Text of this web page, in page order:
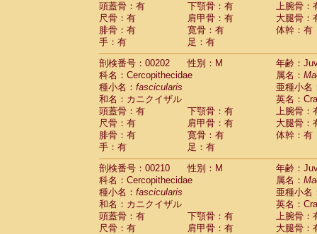
頭蓋骨：有
下顎骨：有
上腕骨：
尺骨：有
肩甲骨：有
大腿骨：
腓骨：有
寛骨：有
体幹：有
手：有
足：有
剖検番号：00202
性別：M
年齢：
科名：Cercopithecidae
属名：
種小名： fascicularis
亜種小名
和名：カニクイザル
英名：
頭蓋骨：有
下顎骨：有
上腕骨：
尺骨：有
肩甲骨：有
大腿骨：
腓骨：有
寛骨：有
体幹：有
手：有
足：有
剖検番号：00210
性別：M
年齢：
科名：Cercopithecidae
属名：
種小名： fascicularis
亜種小名
和名：カニクイザル
英名：
頭蓋骨：有
下顎骨：有
上腕骨：
尺骨：有
肩甲骨：有
大腿骨：